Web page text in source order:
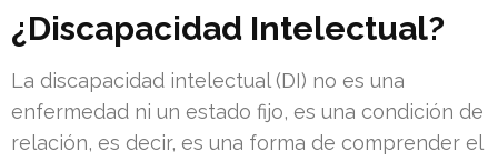
¿Discapacidad Intelectual?
La discapacidad intelectual (DI) no es una
enfermedad ni un estado fijo, es una condición de
relación, es decir, es una forma de comprender el